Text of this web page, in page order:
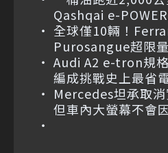
Qashqai e-
全球僅10輛！
Purosangue超限
Audi A2 e-tron規
編成挑戰史上最省
Mercedes坦承取
但車內大螢幕不會